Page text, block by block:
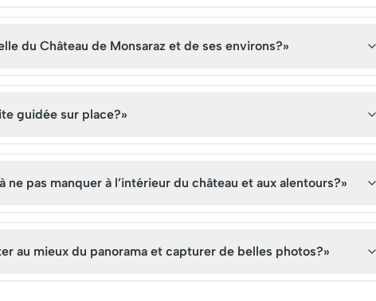
d'histoire et de
symbolisant le riche héritage
du Château de Monsaraz et de ses environs?»
guidée sur place?»
pas manquer à l’intérieur du château et aux alentours?»
au mieux du panorama et capturer de belles photos?»